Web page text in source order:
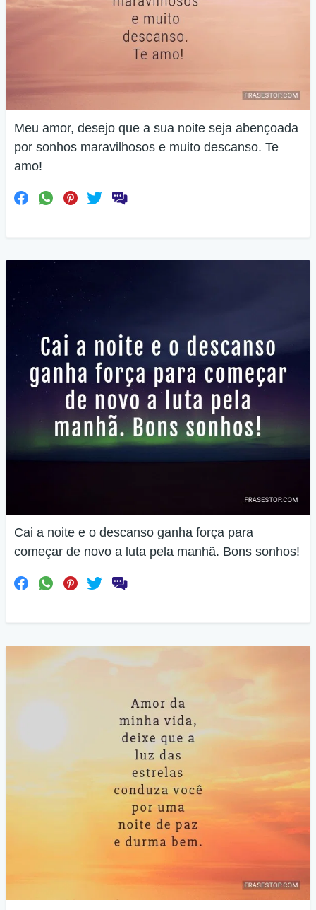
Meu amor, desejo que a sua noite seja abençoada
por sonhos maravilhosos e muito descanso. Te
amo!
Cai a noite e o descanso ganha força para
começar de novo a luta pela manhã. Bons sonhos!